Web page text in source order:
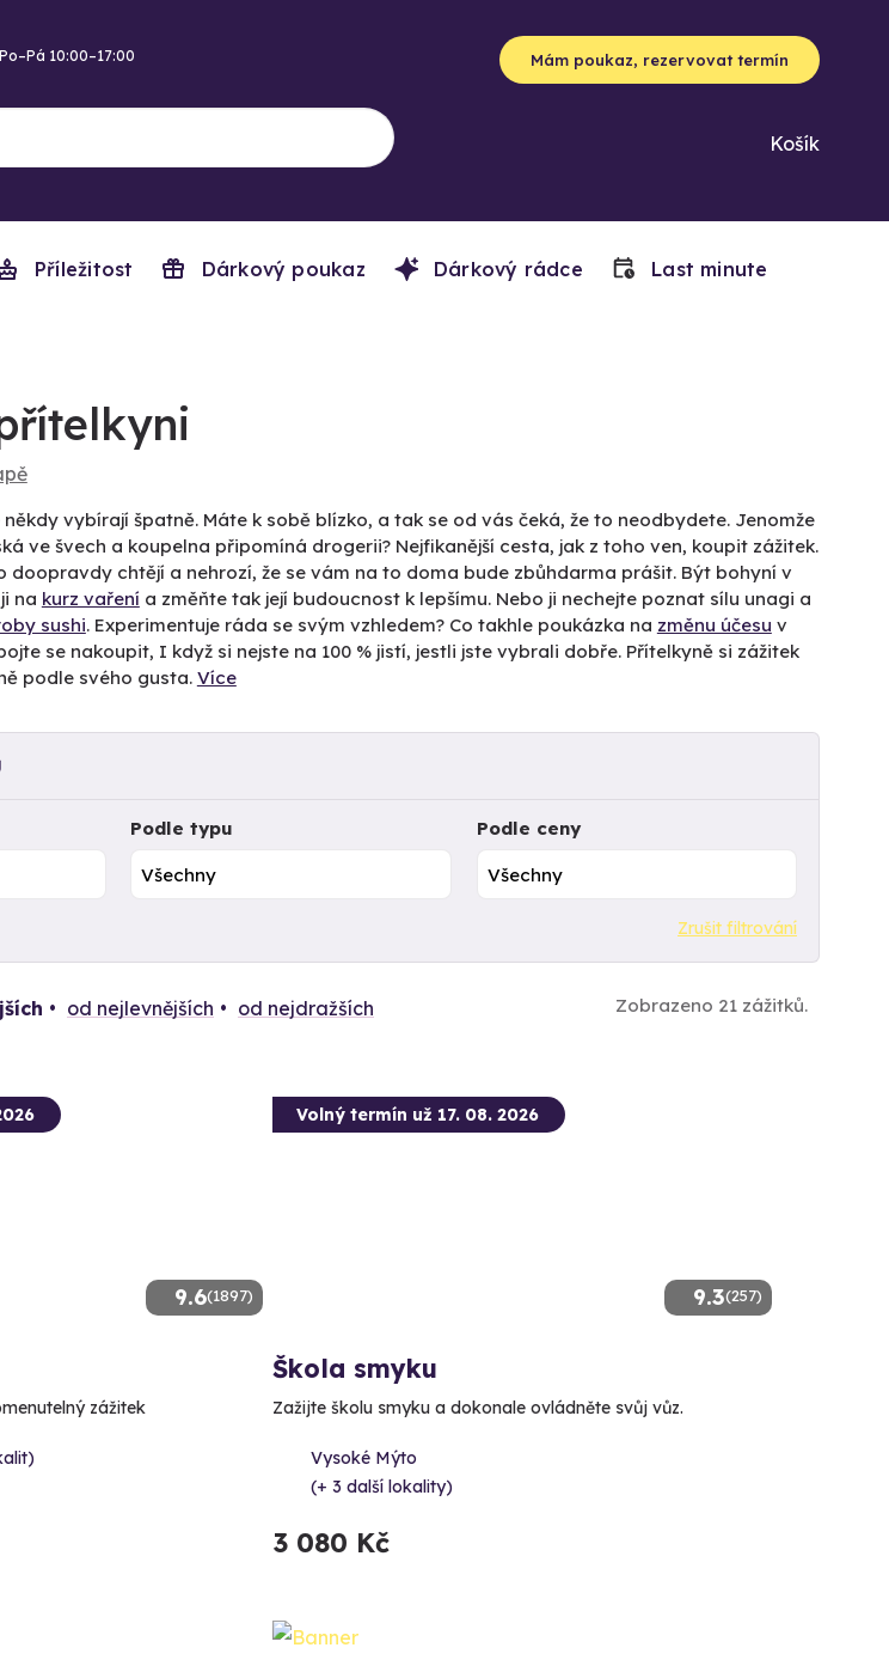
Po–Pá 10:00–17:00 Mám poukaz, rezervovat termín
Košík
Příležitost Dárkový poukaz Dárkový rádce Last minute
vybírají špatně. Máte k sobě blízko, a tak se od vás čeká, že to neodbydete. Jenomže
ve švech a koupelna připomíná drogerii? Nejfikanější cesta, jak z toho ven, koupit zážitek.
doopravdy chtějí a nehrozí, že se vám na to doma bude zbůhdarma prášit. Být bohyní v
na kurz vaření a změňte tak její budoucnost k lepšímu. Nebo ji nechejte poznat sílu unagi a
sushi. Experimentuje ráda se svým vzhledem? Co takhle poukázka na změnu účesu v
se nakoupit, I když si nejste na 100 % jistí, jestli jste vybrali dobře. Přítelkyně si zážitek
podle svého gusta. Více
Podle typu Podle ceny
Zrušit filtrování
od nejlevnějších od nejdražších Zobrazeno 21 zážitků.
9.6(1897)
zážitek
9.3(257)
Volný termín už 17. 08. 2026
Škola smyku
Zažijte školu smyku a dokonale ovládněte svůj vůz.
Vysoké Mýto
(+ 3 další lokality)
3 080 Kč